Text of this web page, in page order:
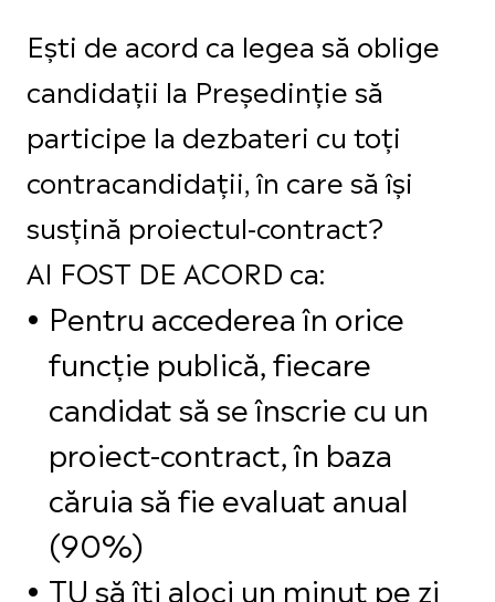
Ești de acord ca legea să oblige
candidații la Președinție să
participe la dezbateri cu toți
contracandidații, în care să își
susțină proiectul-contract?
AI FOST DE ACORD ca:
Pentru accederea în orice
funcție publică, fiecare
candidat să se înscrie cu un
proiect-contract, în baza
căruia să fie evaluat anual
(90%)
TU să îți aloci un minut pe zi